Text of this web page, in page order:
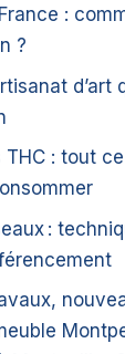
:
?
d’art
THC : tout
: